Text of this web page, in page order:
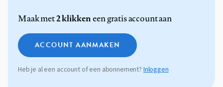
Maak met2 klikkeneen gratis account aan
ACCOUNT AANMAKEN
Heb je al een account of een abonnement?Inloggen